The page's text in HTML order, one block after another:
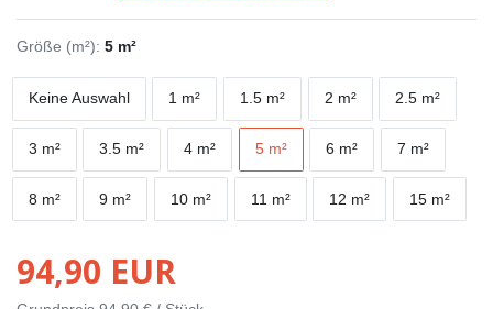
Größe (m²): 5 m²
Keine Auswahl 1 m² 1.5 m² 2 m² 2.5 m²
3 m² 3.5 m² 4 m² 5 m² 6 m² 7 m²
8 m² 9 m² 10 m² 11 m² 12 m² 15 m²
94,90 EUR